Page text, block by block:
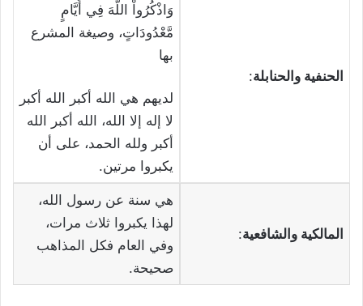
الحنفية والحنابلة:
وَاذْكُرُواْ اللّهَ فِي أَيَّامٍ
مَّعْدُودَاتٍ، وصيغة المشرع
بها
لديهم هي الله أكبر الله أكبر
لا إله إلا الله، الله أكبر الله
أكبر ولله الحمد، على أن
يكبروا مرتين.
المالكية والشافعية:
هي سنة عن رسول الله،
لهذا يكبروا ثلاث مرات،
وفي العام فكل المذاهب
صحيحة.